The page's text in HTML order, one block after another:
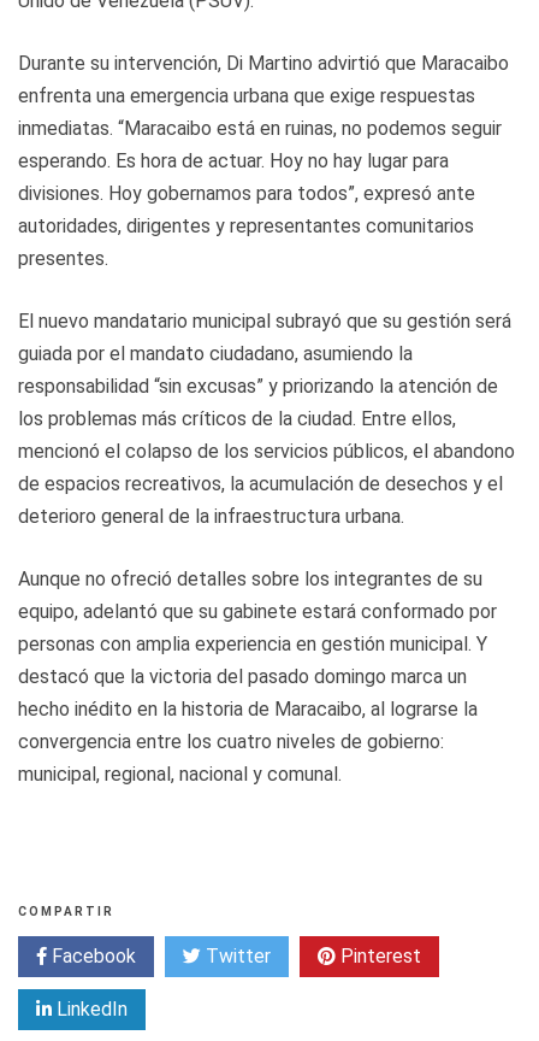
Durante su intervención, Di Martino advirtió que Maracaibo
enfrenta una emergencia urbana que exige respuestas
inmediatas. “Maracaibo está en ruinas, no podemos seguir
esperando. Es hora de actuar. Hoy no hay lugar para
divisiones. Hoy gobernamos para todos”, expresó ante
autoridades, dirigentes y representantes comunitarios
presentes.
El nuevo mandatario municipal subrayó que su gestión será
guiada por el mandato ciudadano, asumiendo la
responsabilidad “sin excusas” y priorizando la atención de
los problemas más críticos de la ciudad. Entre ellos,
mencionó el colapso de los servicios públicos, el abandono
de espacios recreativos, la acumulación de desechos y el
deterioro general de la infraestructura urbana.
Aunque no ofreció detalles sobre los integrantes de su
equipo, adelantó que su gabinete estará conformado por
personas con amplia experiencia en gestión municipal. Y
destacó que la victoria del pasado domingo marca un
hecho inédito en la historia de Maracaibo, al lograrse la
convergencia entre los cuatro niveles de gobierno:
municipal, regional, nacional y comunal.
COMPARTIR
Facebook Twitter Pinterest
LinkedIn